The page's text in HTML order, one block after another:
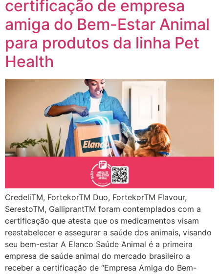
certificação de empresa
amiga do Bem-Estar Animal
para produtos da linha Pet
Health
CredeliTM, FortekorTM Duo, FortekorTM Flavour,
SerestoTM, GalliprantTM foram contemplados com a
certificação que atesta que os medicamentos visam
reestabelecer e assegurar a saúde dos animais, visando
seu bem-estar A Elanco Saúde Animal é a primeira
empresa de saúde animal do mercado brasileiro a
receber a certificação de “Empresa Amiga do Bem-